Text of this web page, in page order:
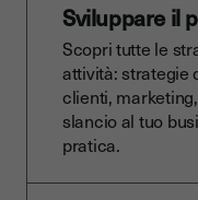
Sviluppare il
Scopri tutte le
attività: strategie
clienti,
slancio al tuo
pratica.